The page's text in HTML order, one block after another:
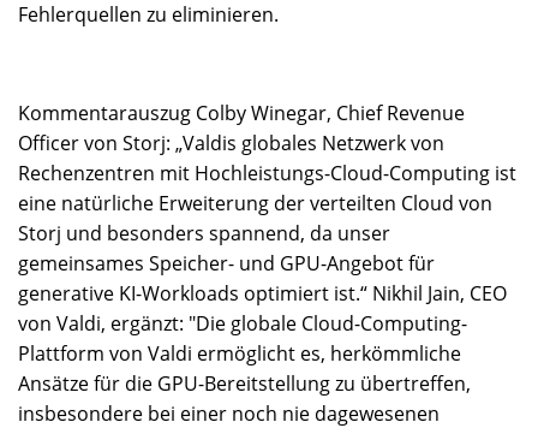
Fehlerquellen zu eliminieren.
Kommentarauszug Colby Winegar, Chief Revenue
Officer von Storj: „Valdis globales Netzwerk von
Rechenzentren mit Hochleistungs-Cloud-Computing ist
eine natürliche Erweiterung der verteilten Cloud von
Storj und besonders spannend, da unser
gemeinsames Speicher- und GPU-Angebot für
generative KI-Workloads optimiert ist.“ Nikhil Jain, CEO
von Valdi, ergänzt: "Die globale Cloud-Computing-
Plattform von Valdi ermöglicht es, herkömmliche
Ansätze für die GPU-Bereitstellung zu übertreffen,
insbesondere bei einer noch nie dagewesenen